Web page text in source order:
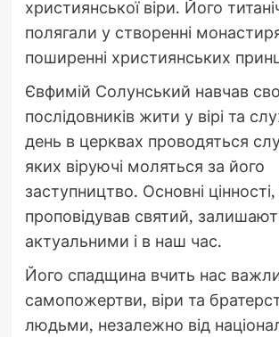
християнської віри. Його
полягали у створенні
поширенні християнських
Євфимій Солунський навчав
послідовників жити у вірі та
день в церквах проводяться
яких віруючі моляться за його
заступництво. Основні цінності,
проповідував святий,
актуальними і в наш час.
Його спадщина вчить нас
самопожертви, віри та
людьми, незалежно від